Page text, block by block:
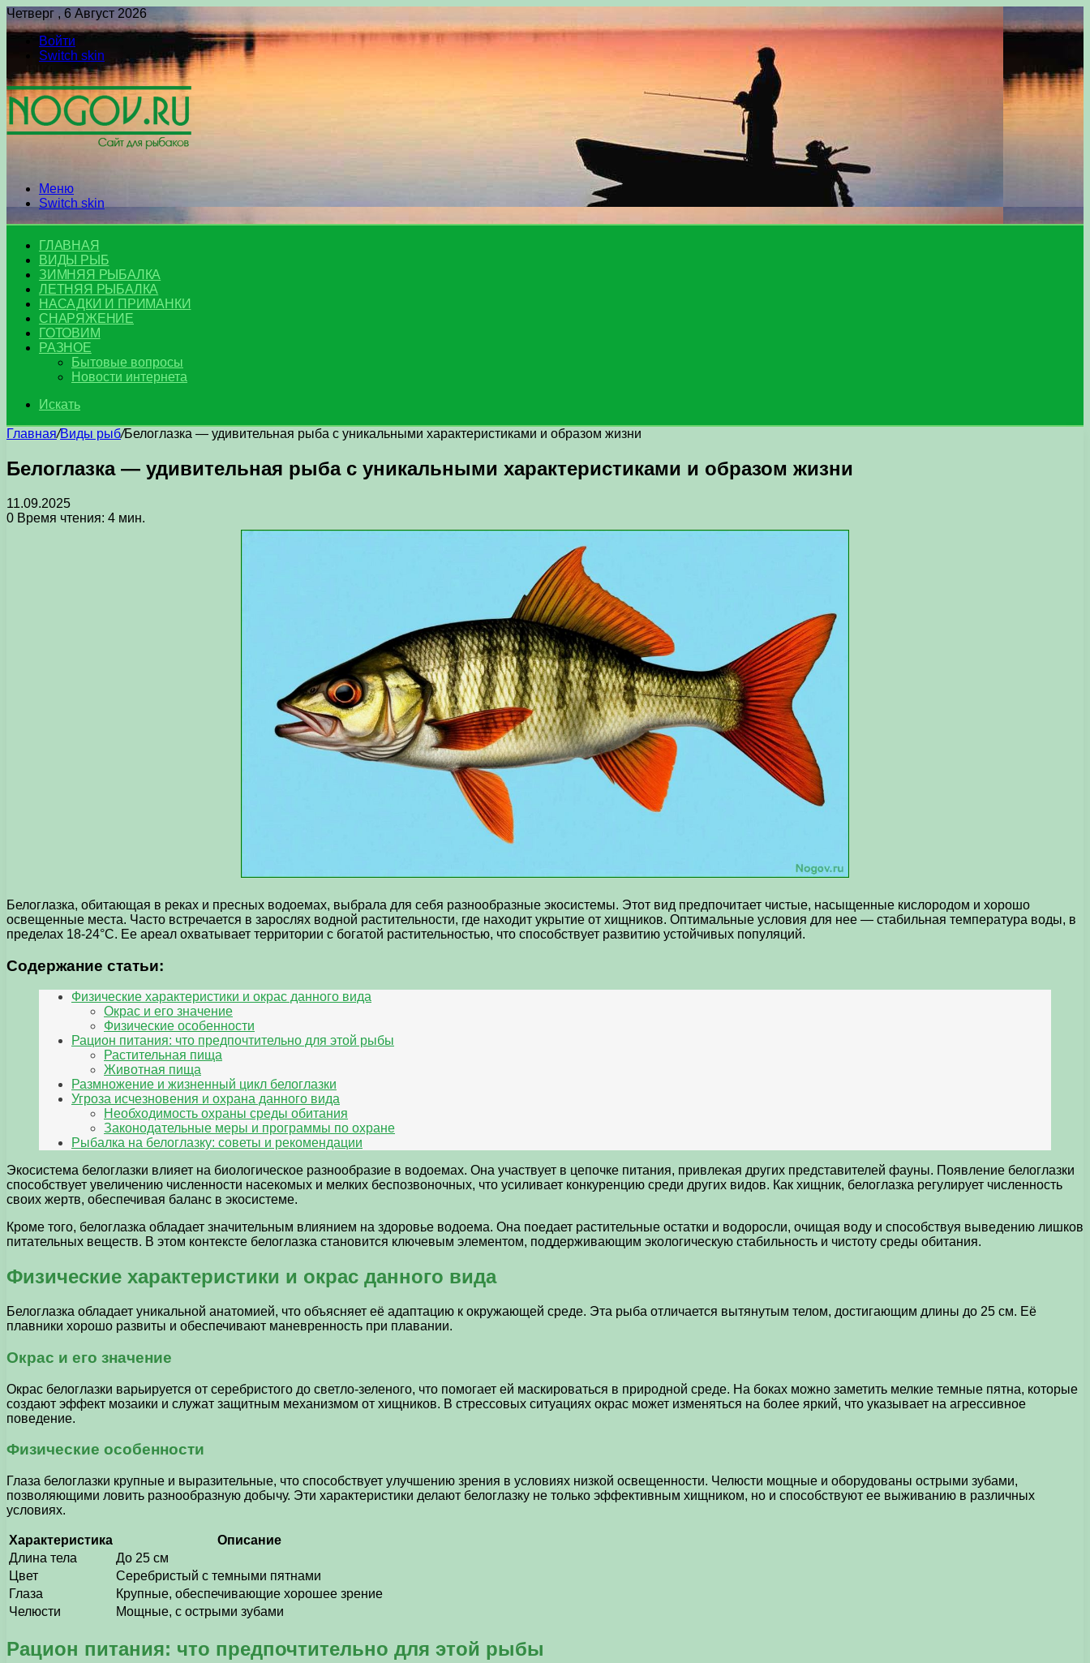
Четверг , 6 Август 2026
Войти
Switch skin
Меню
Switch skin
ГЛАВНАЯ
ВИДЫ РЫБ
ЗИМНЯЯ РЫБАЛКА
ЛЕТНЯЯ РЫБАЛКА
НАСАДКИ И ПРИМАНКИ
СНАРЯЖЕНИЕ
ГОТОВИМ
РАЗНОЕ
Бытовые вопросы
Новости интернета
Искать
Главная/Виды рыб/Белоглазка — удивительная рыба с уникальными характеристиками и образом жизни
Белоглазка — удивительная рыба с уникальными характеристиками и образом жизни
11.09.2025
0 Время чтения: 4 мин.
Белоглазка, обитающая в реках и пресных водоемах, выбрала для себя разнообразные экосистемы. Этот вид предпочитает чистые, насыщенные кислородом и хорошо
освещенные места. Часто встречается в зарослях водной растительности, где находит укрытие от хищников. Оптимальные условия для нее — стабильная температура воды, в
пределах 18-24°C. Ее ареал охватывает территории с богатой растительностью, что способствует развитию устойчивых популяций.
Содержание статьи:
Физические характеристики и окрас данного вида
Окрас и его значение
Физические особенности
Рацион питания: что предпочтительно для этой рыбы
Растительная пища
Животная пища
Размножение и жизненный цикл белоглазки
Угроза исчезновения и охрана данного вида
Необходимость охраны среды обитания
Законодательные меры и программы по охране
Рыбалка на белоглазку: советы и рекомендации
Экосистема белоглазки влияет на биологическое разнообразие в водоемах. Она участвует в цепочке питания, привлекая других представителей фауны. Появление белоглазки
способствует увеличению численности насекомых и мелких беспозвоночных, что усиливает конкуренцию среди других видов. Как хищник, белоглазка регулирует численность
своих жертв, обеспечивая баланс в экосистеме.
Кроме того, белоглазка обладает значительным влиянием на здоровье водоема. Она поедает растительные остатки и водоросли, очищая воду и способствуя выведению лишков
питательных веществ. В этом контексте белоглазка становится ключевым элементом, поддерживающим экологическую стабильность и чистоту среды обитания.
Физические характеристики и окрас данного вида
Белоглазка обладает уникальной анатомией, что объясняет её адаптацию к окружающей среде. Эта рыба отличается вытянутым телом, достигающим длины до 25 см. Её
плавники хорошо развиты и обеспечивают маневренность при плавании.
Окрас и его значение
Окрас белоглазки варьируется от серебристого до светло-зеленого, что помогает ей маскироваться в природной среде. На боках можно заметить мелкие темные пятна, которые
создают эффект мозаики и служат защитным механизмом от хищников. В стрессовых ситуациях окрас может изменяться на более яркий, что указывает на агрессивное
поведение.
Физические особенности
Глаза белоглазки крупные и выразительные, что способствует улучшению зрения в условиях низкой освещенности. Челюсти мощные и оборудованы острыми зубами,
позволяющими ловить разнообразную добычу. Эти характеристики делают белоглазку не только эффективным хищником, но и способствуют ее выживанию в различных
условиях.
Характеристика
Описание
Длина тела
До 25 см
Цвет
Серебристый с темными пятнами
Глаза
Крупные, обеспечивающие хорошее зрение
Челюсти
Мощные, с острыми зубами
Рацион питания: что предпочтительно для этой рыбы